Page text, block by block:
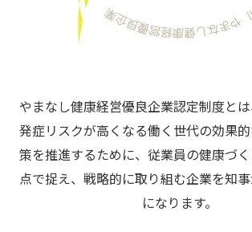
やまなし健康経営優良企業認定制度と
発症リスクが高くなる働く世代の効果
策を推進するために、従業員の健康づ
点で捉え、戦略的に取り組む企業を知
になります。